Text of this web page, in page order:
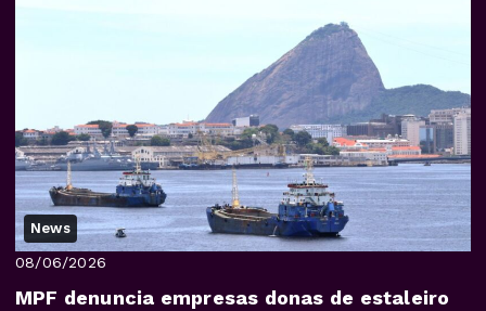
News
08/06/2026
MPF denuncia empresas donas de estaleiro